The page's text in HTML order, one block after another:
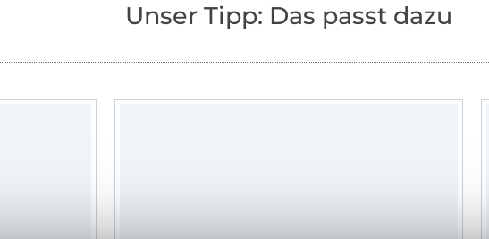
Unser Tipp: Das passt dazu